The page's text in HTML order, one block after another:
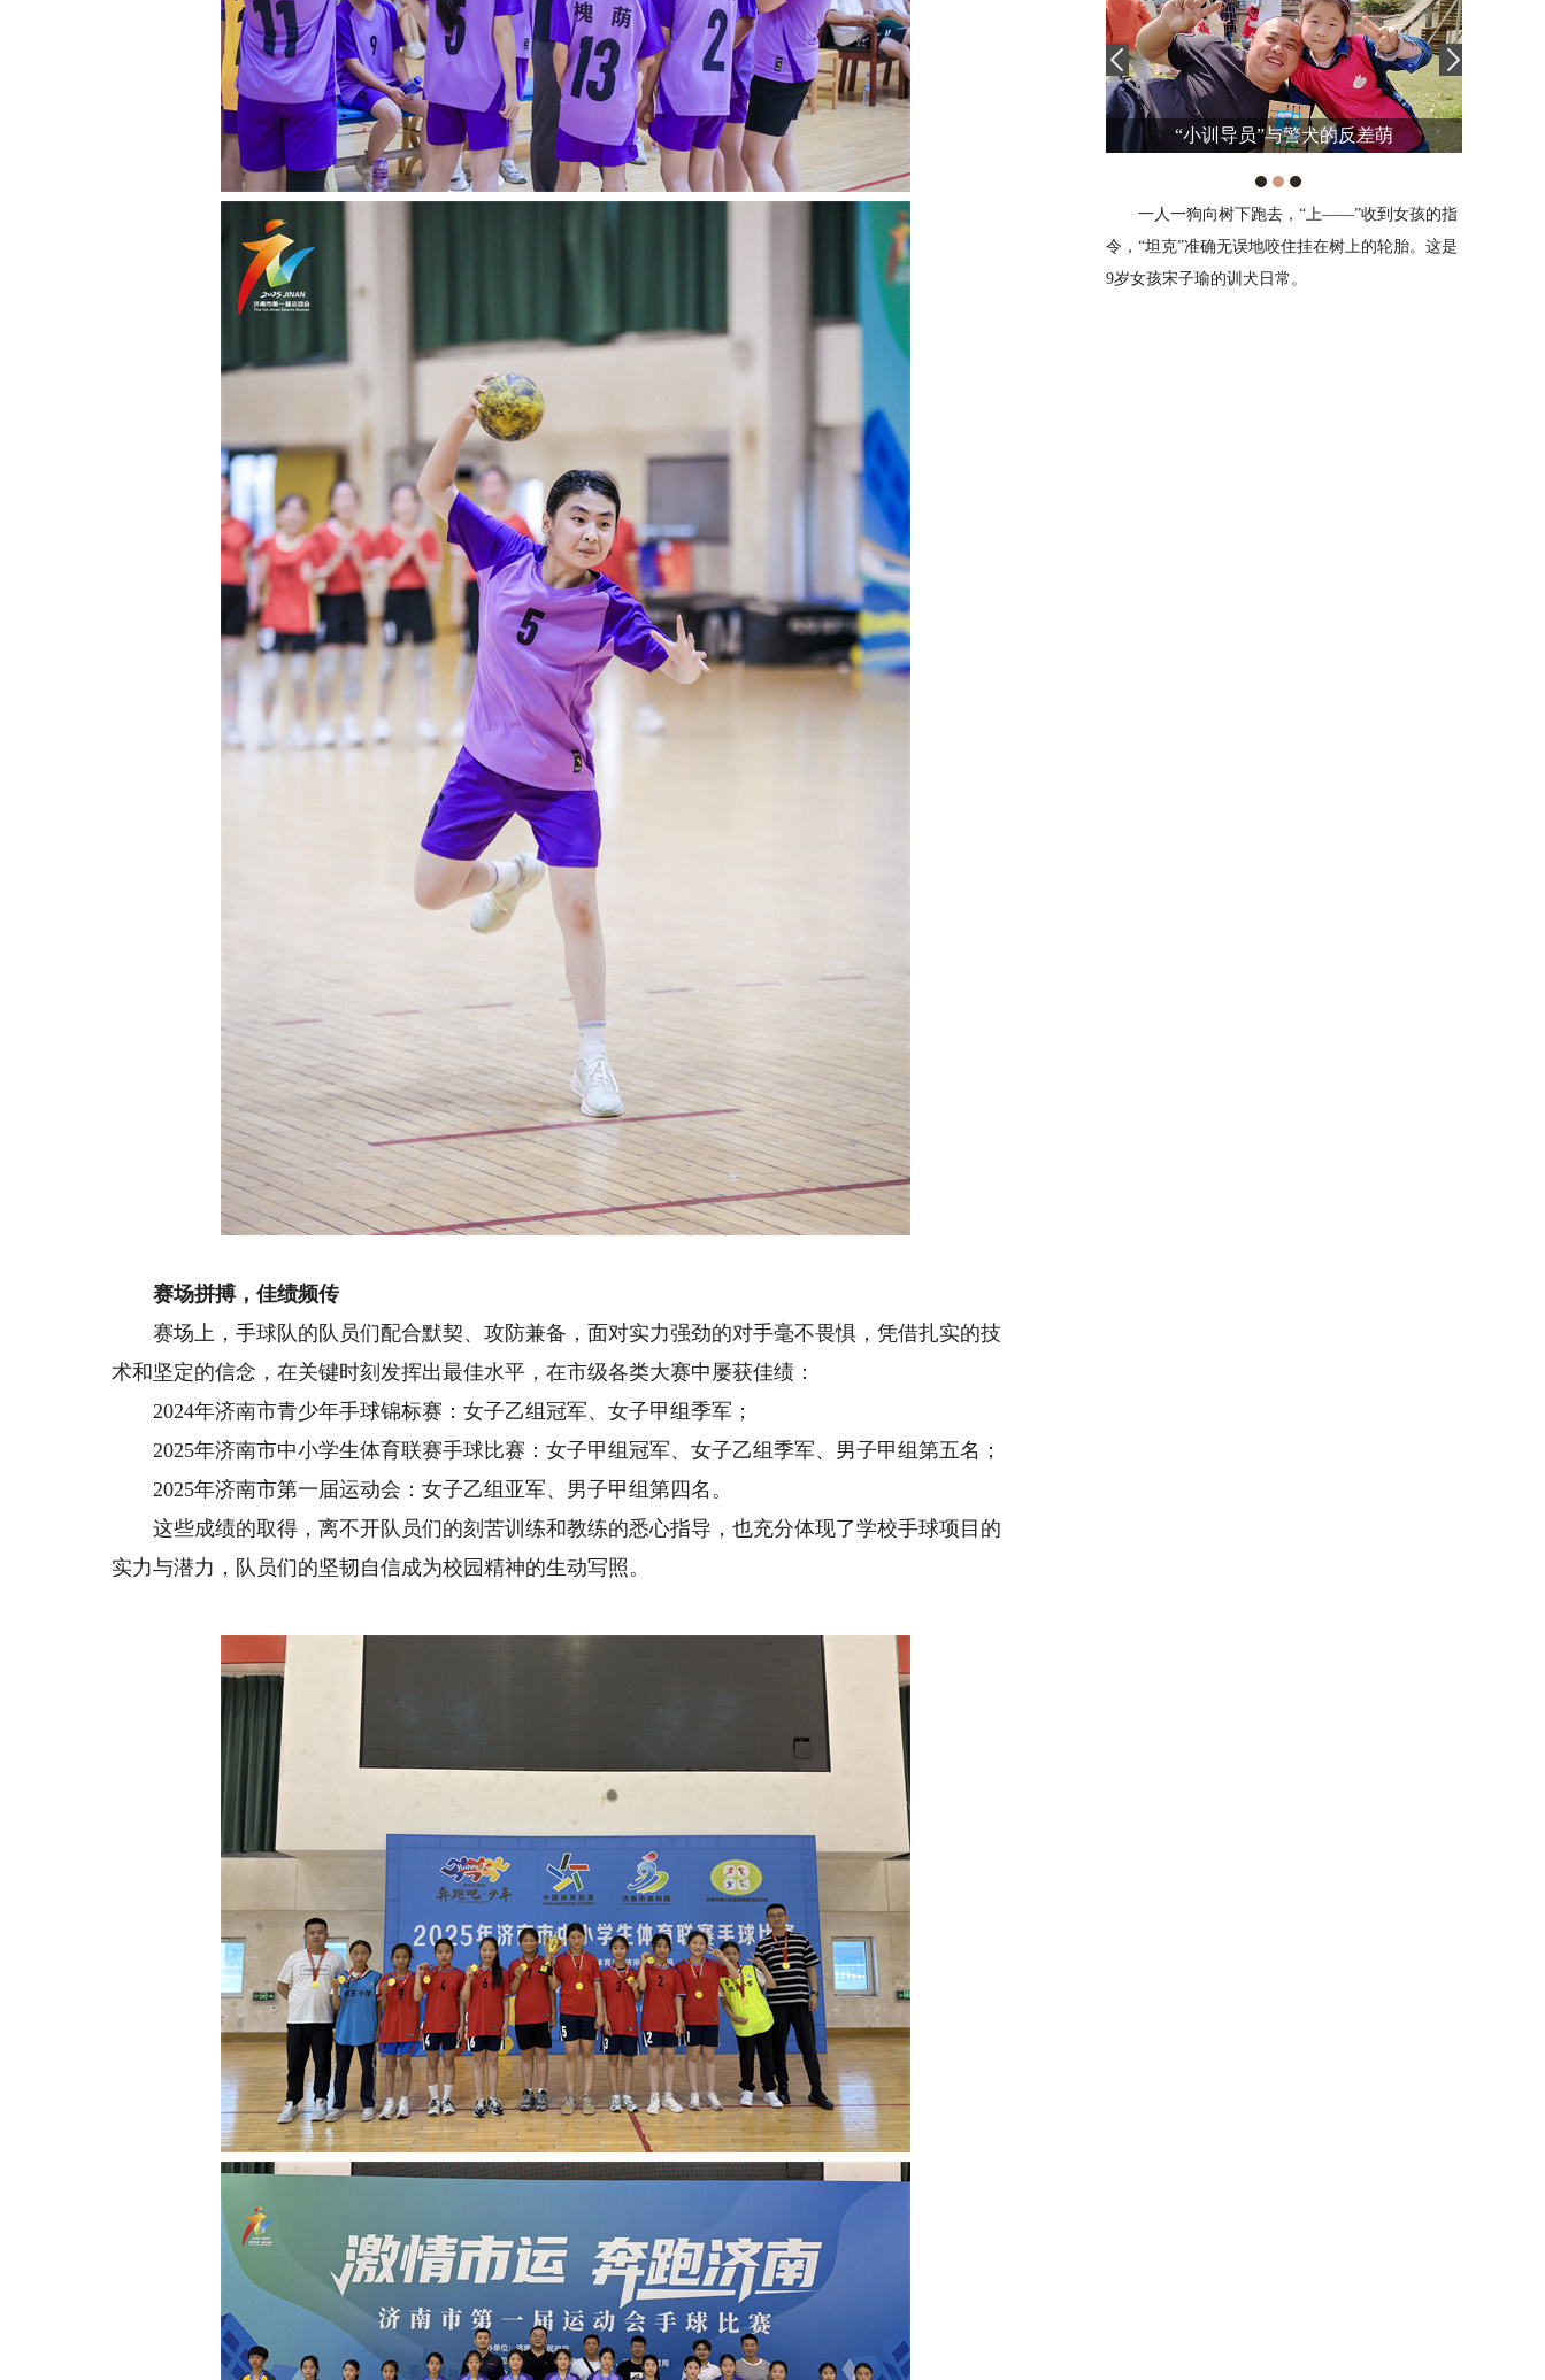
赛场拼搏，佳绩频传
赛场上，手球队的队员们配合默契、攻防兼备，面对实力强劲的对手毫不畏惧，凭借扎实的技
术和坚定的信念，在关键时刻发挥出最佳水平，在市级各类大赛中屡获佳绩：
2024年济南市青少年手球锦标赛：女子乙组冠军、女子甲组季军；
2025年济南市中小学生体育联赛手球比赛：女子甲组冠军、女子乙组季军、男子甲组第五名；
2025年济南市第一届运动会：女子乙组亚军、男子甲组第四名。
这些成绩的取得，离不开队员们的刻苦训练和教练的悉心指导，也充分体现了学校手球项目的
实力与潜力，队员们的坚韧自信成为校园精神的生动写照。
旋律，带来妙不可言的乐趣 用热爱谱写成长乐章
对我来说，音乐和生命一样重要，它是我情感
的出口，情绪的表达；也会给别人带来灵感、希望
或者安慰。成长有无限可能，会经受很多挫折与挑
战，我将用自己对音乐的热爱对抗成长的迷茫，谱
写明丽绚烂的青春乐章。
“小训导员”与警犬的反差萌
一人一狗向树下跑去，“上——”收到女孩的指
令，“坦克”准确无误地咬住挂在树上的轮胎。这是
9岁女孩宋子瑜的训犬日常。
旋律，带
我是来自西安高
兴趣爱好能陶冶情操